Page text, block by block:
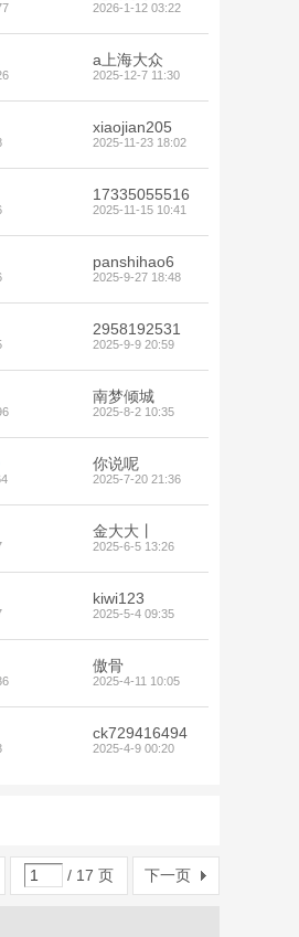
2026-1-12 03:22
a上海大众
2025-12-7 11:30
xiaojian205
2025-11-23 18:02
17335055516
2025-11-15 10:41
panshihao6
2025-9-27 18:48
2958192531
2025-9-9 20:59
南梦倾城
2025-8-2 10:35
你说呢
2025-7-20 21:36
金大大丨
2025-6-5 13:26
kiwi123
2025-5-4 09:35
傲骨
2025-4-11 10:05
ck729416494
2025-4-9 00:20
/ 17 页 下一页